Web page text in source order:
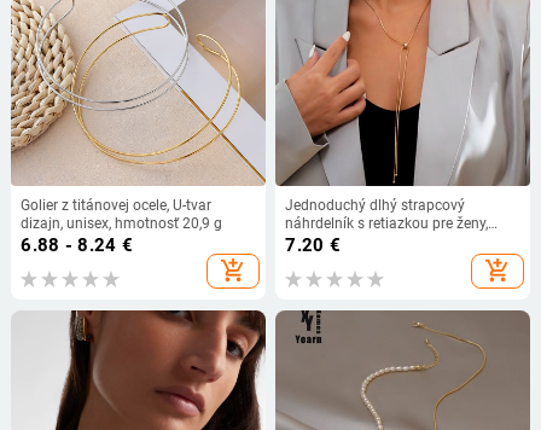
Golier z titánovej ocele, U-tvar
dizajn, unisex, hmotnosť 20,9 g
6.88 - 8.24 €
add_shopping_cart
Jednoduchý dlhý strapcový
náhrdelník s retiazkou pre ženy,
trendy nastaviteľný náhrdelník s
chokerom 2022, módne šperky,
retiazka na krk, darčeky pre
7.20 €
add_shopping_cart